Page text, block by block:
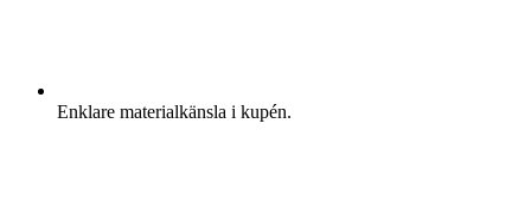
Enklare materialkänsla i kupén.